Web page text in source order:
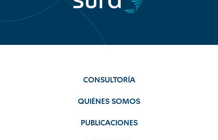
CONSULTORÍA
QUIÉNES SOMOS
PUBLICACIONES